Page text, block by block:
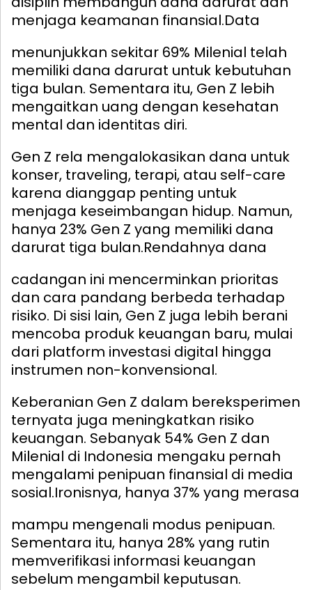
menjaga keamanan finansial.Data
menunjukkan sekitar 69% Milenial telah
memiliki dana darurat untuk kebutuhan
tiga bulan. Sementara itu, Gen Z lebih
mengaitkan uang dengan kesehatan
mental dan identitas diri.
Gen Z rela mengalokasikan dana untuk
konser, traveling, terapi, atau self-care
karena dianggap penting untuk
menjaga keseimbangan hidup. Namun,
hanya 23% Gen Z yang memiliki dana
darurat tiga bulan.Rendahnya dana
cadangan ini mencerminkan prioritas
dan cara pandang berbeda terhadap
risiko. Di sisi lain, Gen Z juga lebih berani
mencoba produk keuangan baru, mulai
dari platform investasi digital hingga
instrumen non-konvensional.
Keberanian Gen Z dalam bereksperimen
ternyata juga meningkatkan risiko
keuangan. Sebanyak 54% Gen Z dan
Milenial di Indonesia mengaku pernah
mengalami penipuan finansial di media
sosial.Ironisnya, hanya 37% yang merasa
mampu mengenali modus penipuan.
Sementara itu, hanya 28% yang rutin
memverifikasi informasi keuangan
sebelum mengambil keputusan.